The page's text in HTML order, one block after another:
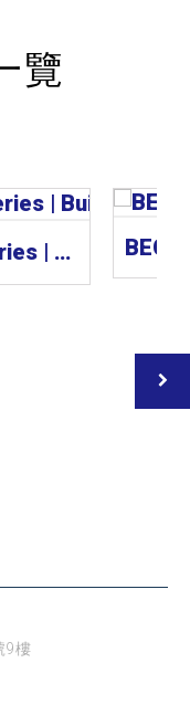
覽
BECKHOFF C36xx series | Built-in Panel PC 工業電腦
9樓